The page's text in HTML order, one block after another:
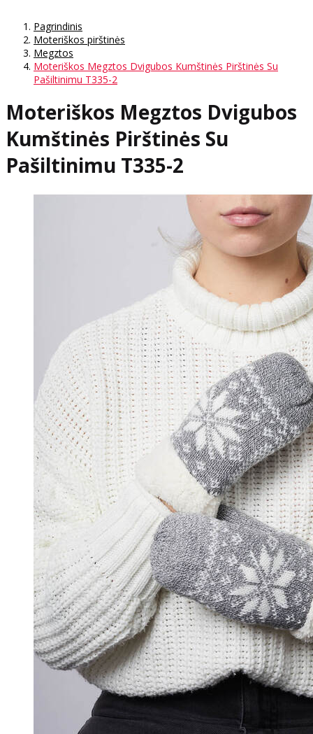
Pagrindinis
Moteriškos pirštinės
Megztos
Moteriškos Megztos Dvigubos Kumštinės Pirštinės Su
Pašiltinimu T335-2
Moteriškos Megztos Dvigubos
Kumštinės Pirštinės Su
Pašiltinimu T335-2